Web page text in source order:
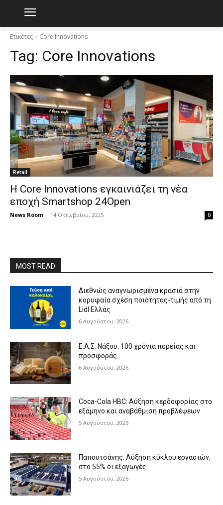
Ετικέτες Core Innovations
Tag: Core Innovations
Retail
Η Core Innovations εγκαινιάζει τη νέα
εποχή Smartshop 24Open
News Room - 14 Οκτωβρίου, 2025 0
MOST READ
Διεθνώς αναγνωρισμένα κρασιά στην
κορυφαία σχέση ποιότητας-τιμής από τη
Lidl Ελλάς
6 Αυγούστου, 2026
Ε.Α.Σ. Νάξου: 100 χρόνια πορείας και
προσφοράς
6 Αυγούστου, 2026
Coca-Cola HBC: Αύξηση κερδοφορίας στο
εξάμηνο και αναβάθμιση προβλέψεων
5 Αυγούστου, 2026
Παπουτσάνης: Αύξηση κύκλου εργασιών,
στο 55% οι εξαγωγές
5 Αυγούστου, 2026